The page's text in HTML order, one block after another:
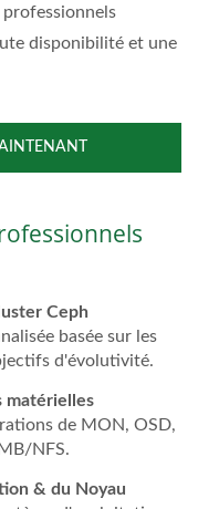
disponibilité et une
Ceph
basée sur les
d'évolutivité.
matérielles
de MON, OSD,
NFS.
& du Noyau